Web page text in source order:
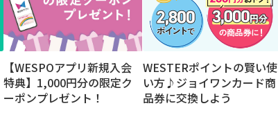
【WESPOアプリ新規入会
特典】1,000円分の限定ク
ーポンプレゼント！
WESTERポイントの賢い使
い方♪ジョイワンカード商
品券に交換しよう